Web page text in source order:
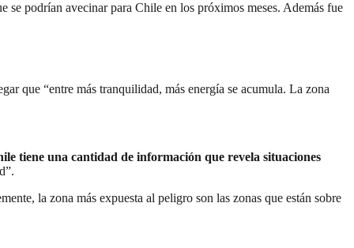
se podrían avecinar para Chile en los próximos meses. Además fue
que “entre más tranquilidad, más energía se acumula. La zona
tiene una cantidad de información que revela situaciones
la zona más expuesta al peligro son las zonas que están sobre